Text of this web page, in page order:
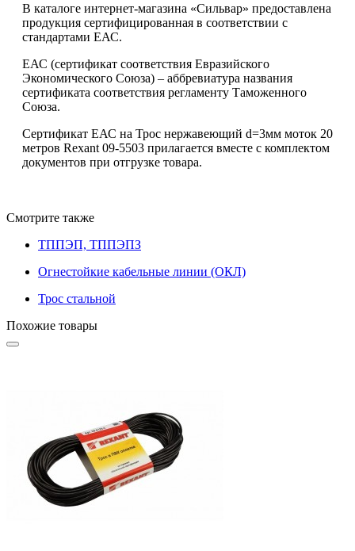
В каталоге интернет-магазина «Сильвар» предоставлена
продукция сертифицированная в соответствии с
стандартами ЕАС.
ЕАС (сертификат соответствия Евразийского
Экономического Союза) – аббревиатура названия
сертификата соответствия регламенту Таможенного
Союза.
Сертификат ЕАС на Трос нержавеющий d=3мм моток 20
метров Rexant 09-5503 прилагается вместе с комплектом
документов при отгрузке товара.
Смотрите также
ТППЭП, ТППЭПЗ
Огнестойкие кабельные линии (ОКЛ)
Трос стальной
Похожие товары